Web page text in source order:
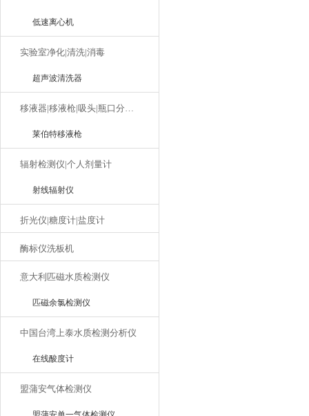
低速离心机
实验室净化|清洗|消毒
超声波清洗器
移液器|移液枪|吸头|瓶口分液器
莱伯特移液枪
辐射检测仪|个人剂量计
射线辐射仪
折光仪|糖度计|盐度计
酶标仪洗板机
意大利匹磁水质检测仪
匹磁余氯检测仪
中国台湾上泰水质检测分析仪
在线酸度计
盟蒲安气体检测仪